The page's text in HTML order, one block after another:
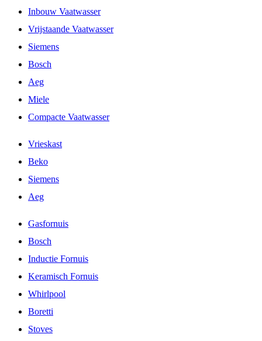
Inbouw Vaatwasser
Vrijstaande Vaatwasser
Siemens
Bosch
Aeg
Miele
Compacte Vaatwasser
Vrieskast
Beko
Siemens
Aeg
Gasfornuis
Bosch
Inductie Fornuis
Keramisch Fornuis
Whirlpool
Boretti
Stoves